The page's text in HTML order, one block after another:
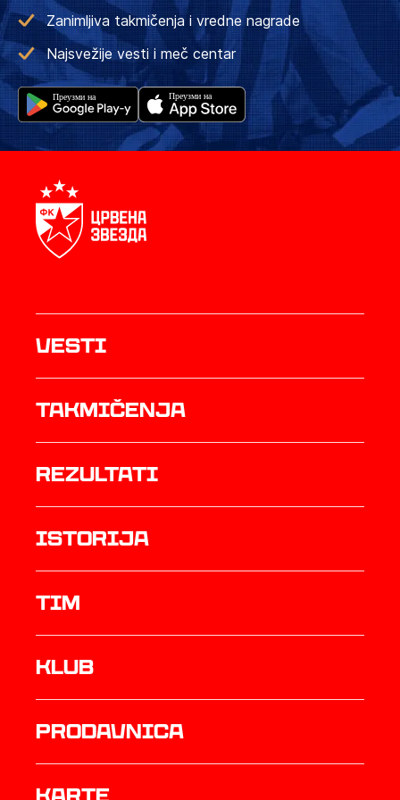
Zanimljiva takmičenja i vredne nagrade
Najsvežije vesti i meč centar
Vesti
Takmičenja
rezultati
istorija
TIM
Klub
prodavnica